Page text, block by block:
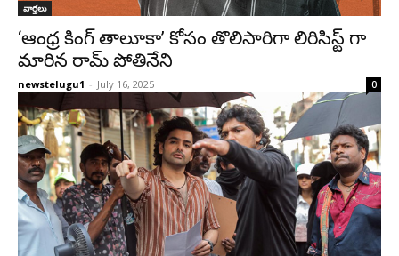
వార్తలు
‘ఆంధ్ర కింగ్ తాలూకా’ కోసం తొలిసారిగా లిరిసిస్ట్ గా
మారిన రామ్ పోతినేని
newstelugu1 - July 16, 2025 0